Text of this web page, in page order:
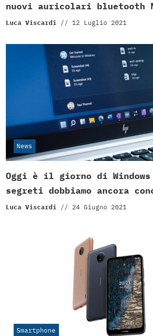
nuovi auricolari bluetooth
Luca Viscardi // 12 Luglio 2021
News
Oggi è il giorno di
segreti dobbiamo ancora
Luca Viscardi // 24 Giugno 2021
Smartphone